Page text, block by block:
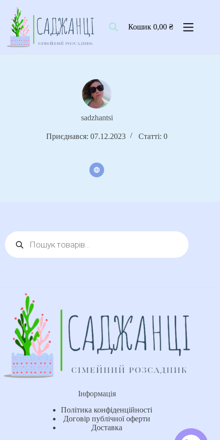
вмісту
Кошик0,00₴
sadzhantsi
Приєднався: 07.12.2023 Статті: 0
Пошук
товарів
Інформація
Політика конфіденційності
Договір публічної оферти
Доставка